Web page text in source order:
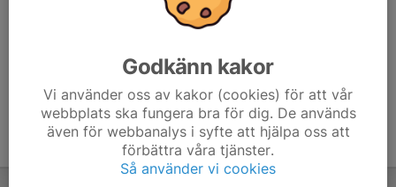
Tjockväst. Stort tryck på ryggen och litet på vänster sida bröstet.
Intresserad? Prata med Tomas för att få aktuella prisuppgifter.
Godkänn kakor
Vi använder oss av kakor (cookies) för att vår
webbplats ska fungera bra för dig. De används
även för webbanalys i syfte att hjälpa oss att
förbättra våra tjänster.
Så använder vi cookies